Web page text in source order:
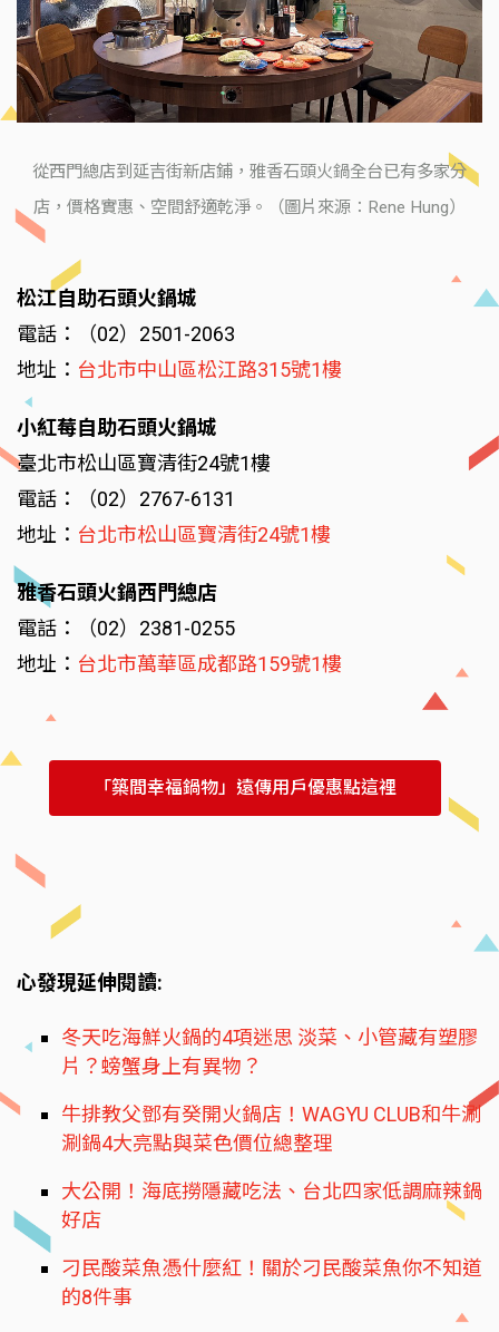
從西門總店到延吉街新店鋪，雅香石頭火鍋全台已有多家分
店，價格實惠、空間舒適乾淨。（圖片來源：Rene Hung）
松江自助石頭火鍋城
電話：（02）2501-2063
地址： 台北市中山區松江路315號1樓
小紅莓自助石頭火鍋城
臺北市松山區寶清街24號1樓
電話：（02）2767-6131
地址： 台北市松山區寶清街24號1樓
雅香石頭火鍋西門總店
電話：（02）2381-0255
地址： 台北市萬華區成都路159號1樓
「築間幸福鍋物」遠傳用戶優惠點這裡
心發現延伸閱讀:
冬天吃海鮮火鍋的4項迷思 淡菜、小管藏有塑膠
片？螃蟹身上有異物？
牛排教父鄧有癸開火鍋店！WAGYU CLUB和牛涮
涮鍋4大亮點與菜色價位總整理
大公開！海底撈隱藏吃法、台北四家低調麻辣鍋
好店
刁民酸菜魚憑什麼紅！關於刁民酸菜魚你不知道
的8件事